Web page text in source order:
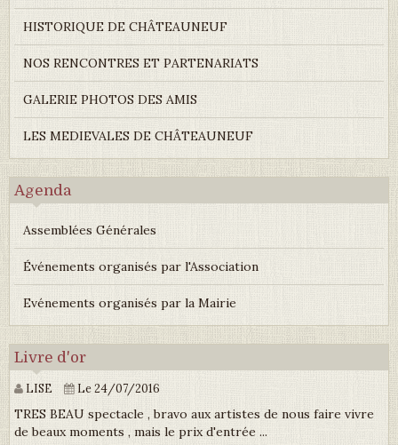
HISTORIQUE DE CHÂTEAUNEUF
NOS RENCONTRES ET PARTENARIATS
GALERIE PHOTOS DES AMIS
LES MEDIEVALES DE CHÂTEAUNEUF
Agenda
Assemblées Générales
Événements organisés par l'Association
Evénements organisés par la Mairie
Livre d'or
LISE Le 24/07/2016
TRES BEAU spectacle , bravo aux artistes de nous faire vivre
de beaux moments , mais le prix d'entrée ...